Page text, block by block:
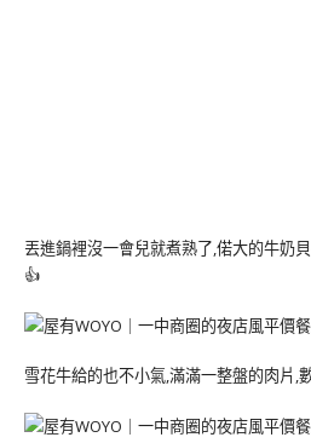
丟進鍋裡沒一會兒就煮熟了,偌大的牛奶
👍
雪花牛給的也不小氣,滿滿一整盤的肉片,